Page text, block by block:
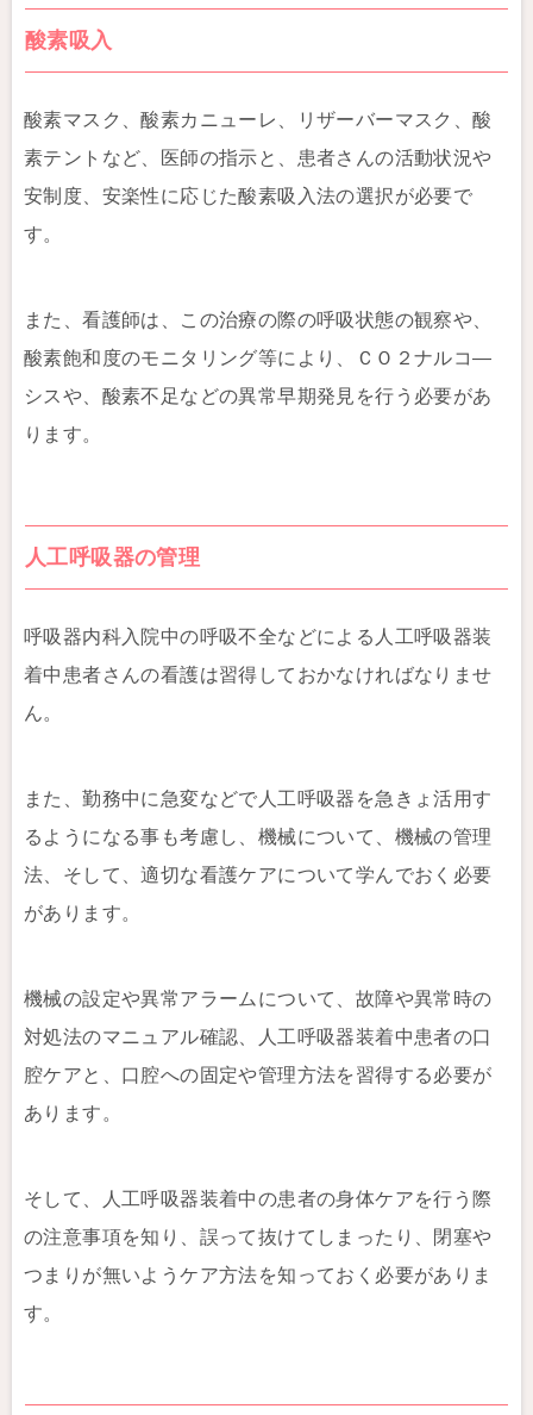
酸素吸入
酸素マスク、酸素カニューレ、リザーバーマスク、酸
素テントなど、医師の指示と、患者さんの活動状況や
安制度、安楽性に応じた酸素吸入法の選択が必要で
す。
また、看護師は、この治療の際の呼吸状態の観察や、
酸素飽和度のモニタリング等により、ＣＯ２ナルコ―
シスや、酸素不足などの異常早期発見を行う必要があ
ります。
人工呼吸器の管理
呼吸器内科入院中の呼吸不全などによる人工呼吸器装
着中患者さんの看護は習得しておかなければなりませ
ん。
また、勤務中に急変などで人工呼吸器を急きょ活用す
るようになる事も考慮し、機械について、機械の管理
法、そして、適切な看護ケアについて学んでおく必要
があります。
機械の設定や異常アラームについて、故障や異常時の
対処法のマニュアル確認、人工呼吸器装着中患者の口
腔ケアと、口腔への固定や管理方法を習得する必要が
あります。
そして、人工呼吸器装着中の患者の身体ケアを行う際
の注意事項を知り、誤って抜けてしまったり、閉塞や
つまりが無いようケア方法を知っておく必要がありま
す。